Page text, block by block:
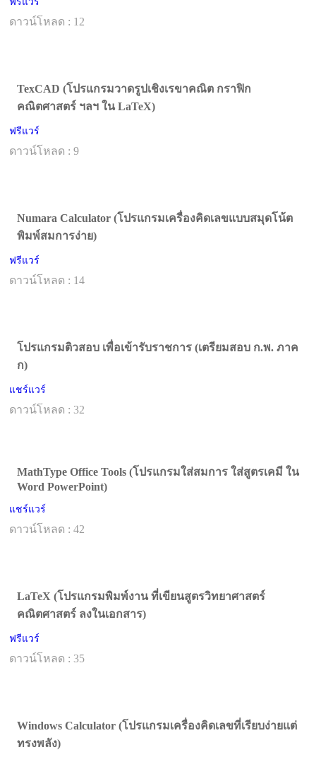
ดาวน์โหลด : 12
TexCAD (โปรแกรมวาดรูปเชิงเรขาคณิต กราฟิก
คณิตศาสตร์ ฯลฯ ใน LaTeX)
ฟรีแวร์
ดาวน์โหลด : 9
Numara Calculator (โปรแกรมเครื่องคิดเลขแบบสมุดโน้ต
พิมพ์สมการง่าย)
ฟรีแวร์
ดาวน์โหลด : 14
โปรแกรมติวสอบ เพื่อเข้ารับราชการ (เตรียมสอบ ก.พ. ภาค
ก)
แชร์แวร์
ดาวน์โหลด : 32
MathType Office Tools (โปรแกรมใส่สมการ ใส่สูตรเคมี ใน
Word PowerPoint)
แชร์แวร์
ดาวน์โหลด : 42
LaTeX (โปรแกรมพิมพ์งาน ที่เขียนสูตรวิทยาศาสตร์
คณิตศาสตร์ ลงในเอกสาร)
ฟรีแวร์
ดาวน์โหลด : 35
Windows Calculator (โปรแกรมเครื่องคิดเลขที่เรียบง่ายแต่
ทรงพลัง)